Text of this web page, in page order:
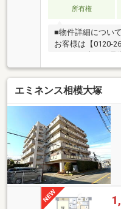
所有権
■物件詳細につい
お客様は【0120-
いませ（当日も
スは、スター・マ
イム上場）のグ
フォーム済み・ク
交換・キッチン交
換・洗面台交換・
はお気軽にご連絡
261-621※メールの
ク
エミネンス相模大塚